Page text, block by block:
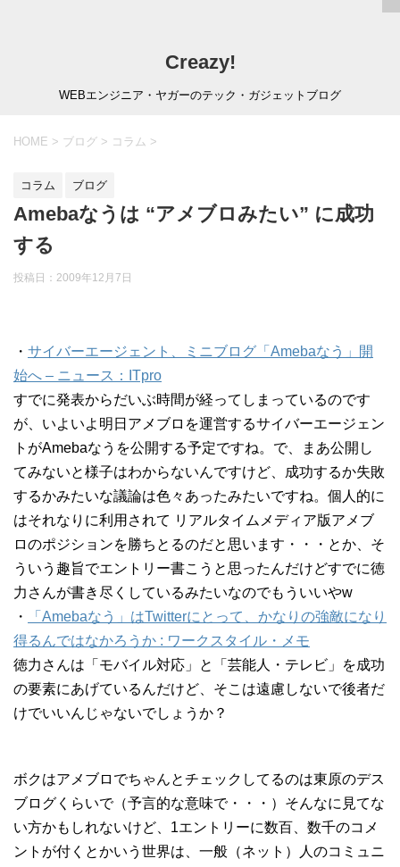
Creazy!
WEBエンジニア・ヤガーのテック・ガジェットブログ
HOME > ブログ > コラム >
コラム ブログ
Amebaなうは “アメブロみたい” に成功
する
投稿日： 2009年12月7日
・ サイバーエージェント、ミニブログ「Amebaなう」開
始へ – ニュース：ITpro
すでに発表からだいぶ時間が経ってしまっているのです
が、いよいよ明日アメブロを運営するサイバーエージェン
トがAmebaなうを公開する予定ですね。で、まあ公開し
てみないと様子はわからないんですけど、成功するか失敗
するかみたいな議論は色々あったみたいですね。個人的に
はそれなりに利用されて リアルタイムメディア版アメブ
ロのポジションを勝ちとるのだと思います・・・とか、そ
ういう趣旨でエントリー書こうと思ったんだけどすでに徳
力さんが書き尽くしているみたいなのでもういいやw
・
「Amebaなう」はTwitterにとって、かなりの強敵になり
得るんではなかろうか : ワークスタイル・メモ
徳力さんは「モバイル対応」と「芸能人・テレビ」を成功
の要素にあげているんだけど、そこは遠慮しないで後者だ
けでいいんじゃないでしょうか？
ボクはアメブロでちゃんとチェックしてるのは東原のデス
ブログくらいで（予言的な意味で・・・）そんなに見てな
い方かもしれないけど、1エントリーに数百、数千のコメ
ントが付くとかいう世界は、一般（ネット）人のコミュニ